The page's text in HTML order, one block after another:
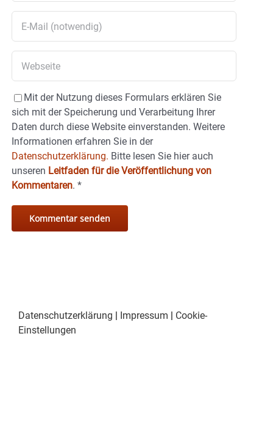
Mit der Nutzung dieses Formulars erklären Sie
sich mit der Speicherung und Verarbeitung Ihrer
Daten durch diese Website einverstanden. Weitere
Informationen erfahren Sie in der
Datenschutzerklärung. Bitte lesen Sie hier auch
unseren Leitfaden für die Veröffentlichung von
Kommentaren. *
Datenschutzerklärung | Impressum | Cookie-
Einstellungen